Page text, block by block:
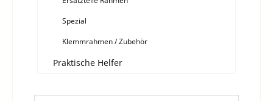
Spezial
Klemmrahmen / Zubehör
Praktische Helfer